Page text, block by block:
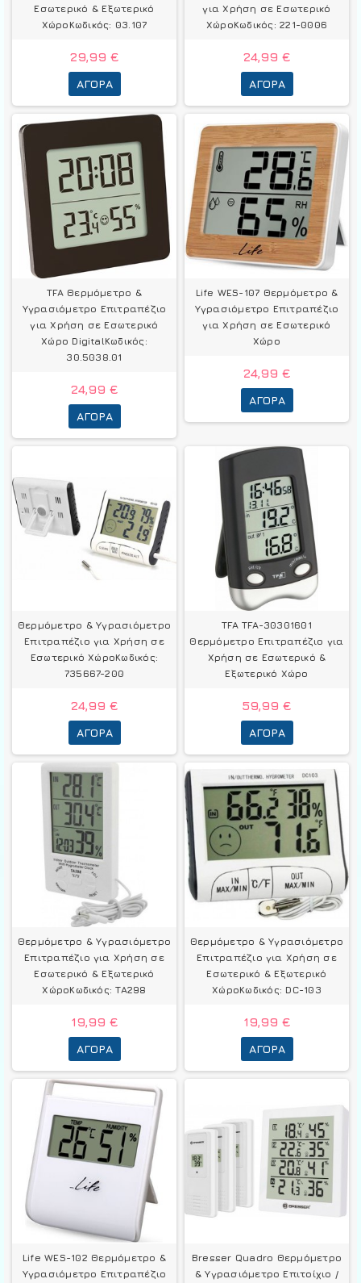
Εσωτερικό & Εξωτερικό
ΧώροΚωδικός: 03.107
29,99 €
ΑΓΟΡΆ
για Χρήση σε Εσωτερικό
ΧώροΚωδικός: 221-0006
24,99 €
ΑΓΟΡΆ
TFA Θερμόμετρo &
Υγρασιόμετρo Επιτραπέζιο
για Χρήση σε Εσωτερικό
Χώρο DigitalΚωδικός:
30.5038.01
24,99 €
ΑΓΟΡΆ
Life WES-107 Θερμόμετρo &
Υγρασιόμετρo Επιτραπέζιο
για Χρήση σε Εσωτερικό
Χώρο
24,99 €
ΑΓΟΡΆ
Θερμόμετρo & Υγρασιόμετρo
Επιτραπέζιο για Χρήση σε
Εσωτερικό ΧώροΚωδικός:
735667-200
24,99 €
ΑΓΟΡΆ
TFA TFA-30301601
Θερμόμετρo Επιτραπέζιο για
Χρήση σε Εσωτερικό &
Εξωτερικό Χώρο
59,99 €
ΑΓΟΡΆ
Θερμόμετρo & Υγρασιόμετρo
Επιτραπέζιο για Χρήση σε
Εσωτερικό & Εξωτερικό
ΧώροΚωδικός: TA298
19,99 €
ΑΓΟΡΆ
Θερμόμετρo & Υγρασιόμετρo
Επιτραπέζιο για Χρήση σε
Εσωτερικό & Εξωτερικό
ΧώροΚωδικός: DC-103
19,99 €
ΑΓΟΡΆ
Life WES-102 Θερμόμετρo &
Υγρασιόμετρo Επιτραπέζιο
Bresser Quadro Θερμόμετρo
& Υγρασιόμετρo Επιτοίχιο /